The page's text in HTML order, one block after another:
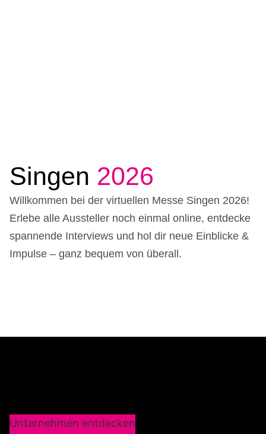
Singen 2026
Willkommen bei der virtuellen Messe Singen 2026!
Erlebe alle Aussteller noch einmal online, entdecke
spannende Interviews und hol dir neue Einblicke &
Impulse – ganz bequem von überall.
Unternehmen entdecken